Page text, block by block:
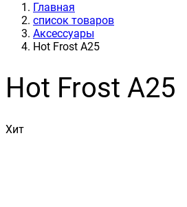
Главная
список товаров
Аксессуары
Hot Frost A25
Hot Frost A25
Хит